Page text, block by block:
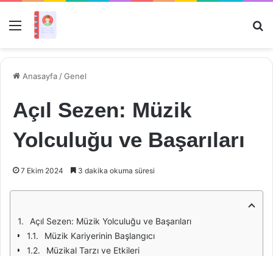
Menü
Anasayfa /Genel
Açıl Sezen: Müzik
Yolculuğu ve Başarıları
7 Ekim 2024 3 dakika okuma süresi
Açıl Sezen: Müzik Yolculuğu ve Başarıları
Müzik Kariyerinin Başlangıcı
Müzikal Tarzı ve Etkileri